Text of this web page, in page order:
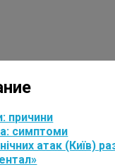
причини
симптоми
атак (Київ)